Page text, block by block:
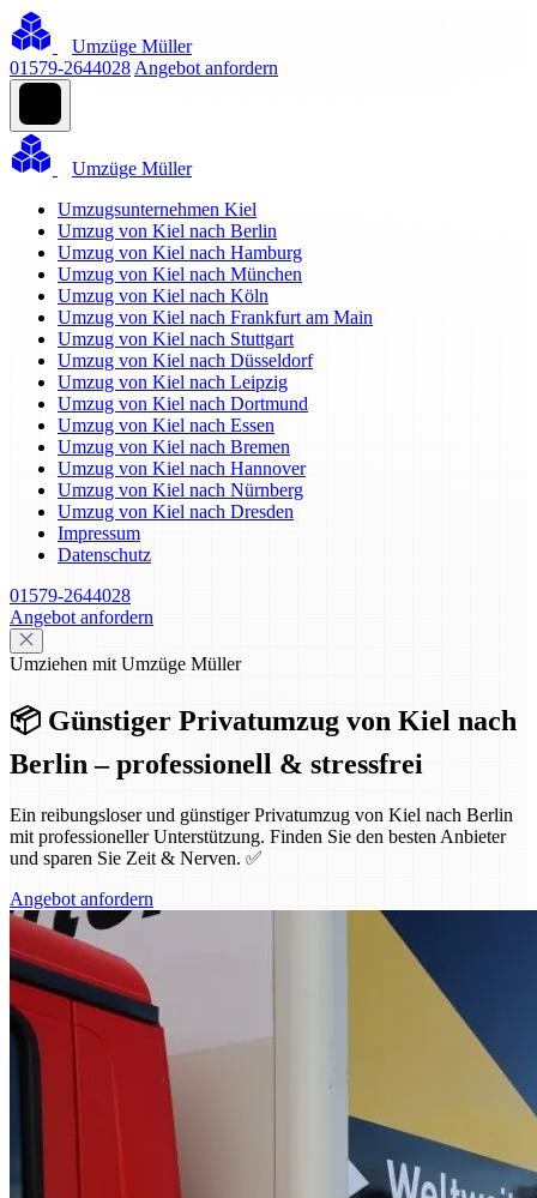
Umzüge Müller
01579-2644028 Angebot anfordern
Umzüge Müller
Umzugsunternehmen Kiel
Umzug von Kiel nach Berlin
Umzug von Kiel nach Hamburg
Umzug von Kiel nach München
Umzug von Kiel nach Köln
Umzug von Kiel nach Frankfurt am Main
Umzug von Kiel nach Stuttgart
Umzug von Kiel nach Düsseldorf
Umzug von Kiel nach Leipzig
Umzug von Kiel nach Dortmund
Umzug von Kiel nach Essen
Umzug von Kiel nach Bremen
Umzug von Kiel nach Hannover
Umzug von Kiel nach Nürnberg
Umzug von Kiel nach Dresden
Impressum
Datenschutz
01579-2644028
Angebot anfordern
Umziehen mit Umzüge Müller
📦 Günstiger Privatumzug von Kiel nach
Berlin – professionell & stressfrei
Ein reibungsloser und günstiger Privatumzug von Kiel nach Berlin
mit professioneller Unterstützung. Finden Sie den besten Anbieter
und sparen Sie Zeit & Nerven. ✅
Angebot anfordern